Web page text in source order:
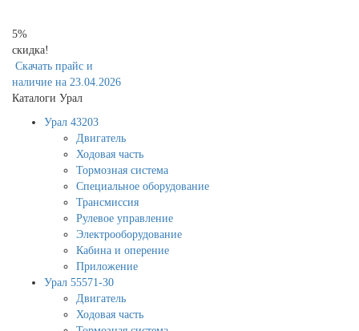
5%
скидка!
Скачать прайс и
наличие на 23.04.2026
Каталоги Урал
Урал 43203
Двигатель
Ходовая часть
Тормозная система
Специальное оборудование
Трансмиссия
Рулевое управление
Электрооборудование
Кабина и оперение
Приложение
Урал 55571-30
Двигатель
Ходовая часть